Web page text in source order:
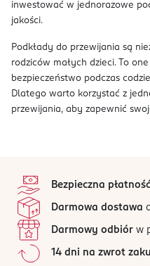
inwestować w jednorazowe
jakości.
Podkłady do przewijania są
rodziców małych dzieci. To
bezpieczeństwo podczas
Dlatego warto korzystać z
przewijania, aby zapewnić
Bezpieczna płatność
Darmowa dostawa
Darmowy odbiór w
14 dni na zwrot